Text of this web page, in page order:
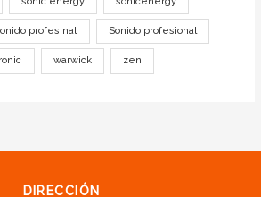
profesinal Sonido profesional
warwick zen
DIRECCIÓN